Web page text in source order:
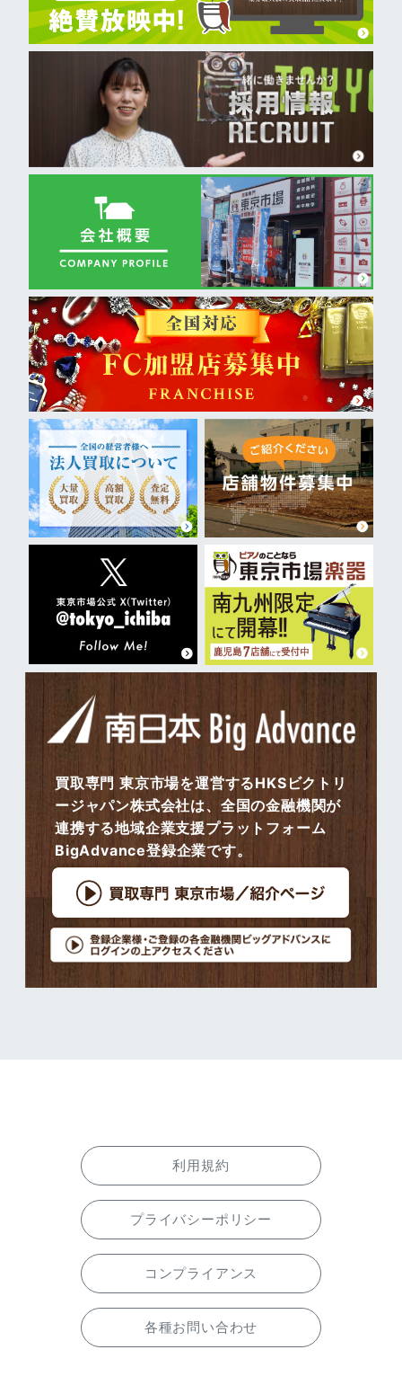
買取専門 東京市場を運営するHKSビクトリ
ージャパン株式会社は、全国の金融機関が
連携する地域企業支援プラットフォーム
BigAdvance登録企業です。
利用規約
プライバシーポリシー
コンプライアンス
各種お問い合わせ